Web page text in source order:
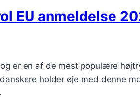
EU anmeldelse
er en af de mest populære
holder øje med denne